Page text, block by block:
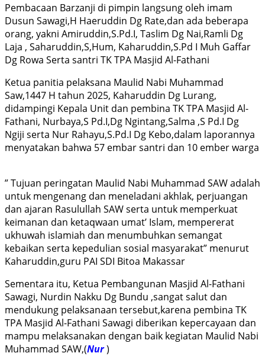
Pembacaan Barzanji di pimpin langsung oleh imam
Dusun Sawagi,H Haeruddin Dg Rate,dan ada beberapa
orang, yakni Amiruddin,S.Pd.I, Taslim Dg Nai,Ramli Dg
Laja , Saharuddin,S,Hum, Kaharuddin,S.Pd I Muh Gaffar
Dg Rowa Serta santri TK TPA Masjid Al-Fathani
Ketua panitia pelaksana Maulid Nabi Muhammad
Saw,1447 H tahun 2025, Kaharuddin Dg Lurang,
didampingi Kepala Unit dan pembina TK TPA Masjid Al-
Fathani, Nurbaya,S Pd.I,Dg Ngintang,Salma ,S Pd.I Dg
Ngiji serta Nur Rahayu,S.Pd.I Dg Kebo,dalam laporannya
menyatakan bahwa 57 embar santri dan 10 ember warga
” Tujuan peringatan Maulid Nabi Muhammad SAW adalah
untuk mengenang dan meneladani akhlak, perjuangan
dan ajaran Rasulullah SAW serta untuk memperkuat
keimanan dan ketaqwaan umat’ Islam, mempererat
ukhuwah islamiah dan menumbuhkan semangat
kebaikan serta kepedulian sosial masyarakat” menurut
Kaharuddin,guru PAI SDI Bitoa Makassar
Sementara itu, Ketua Pembangunan Masjid Al-Fathani
Sawagi, Nurdin Nakku Dg Bundu ,sangat salut dan
mendukung pelaksanaan tersebut,karena pembina TK
TPA Masjid Al-Fathani Sawagi diberikan kepercayaan dan
mampu melaksanakan dengan baik kegiatan Maulid Nabi
Muhammad SAW,(Nur)